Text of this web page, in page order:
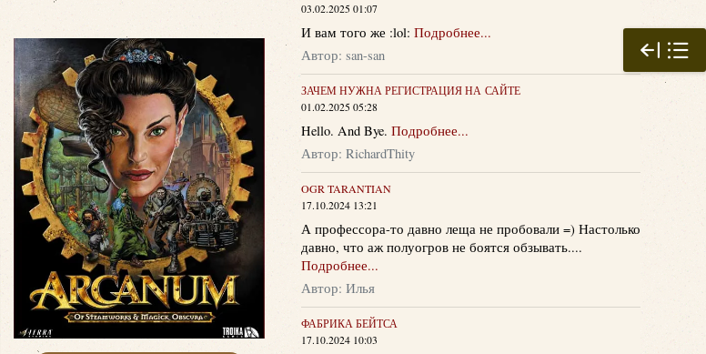
03.02.2025 01:07
И вам того же :lol: Подробнее...
Автор: san-san
ЗАЧЕМ НУЖНА РЕГИСТРАЦИЯ НА САЙТЕ
01.02.2025 05:28
Hello. And Bye. Подробнее...
Автор: RichardThity
OGR TARANTIAN
17.10.2024 13:21
А профессора-то давно леща не пробовали =) Настолько
давно, что аж полуогров не боятся обзывать....
Подробнее...
Автор: Илья
ФАБРИКА БЕЙТСА
17.10.2024 10:03